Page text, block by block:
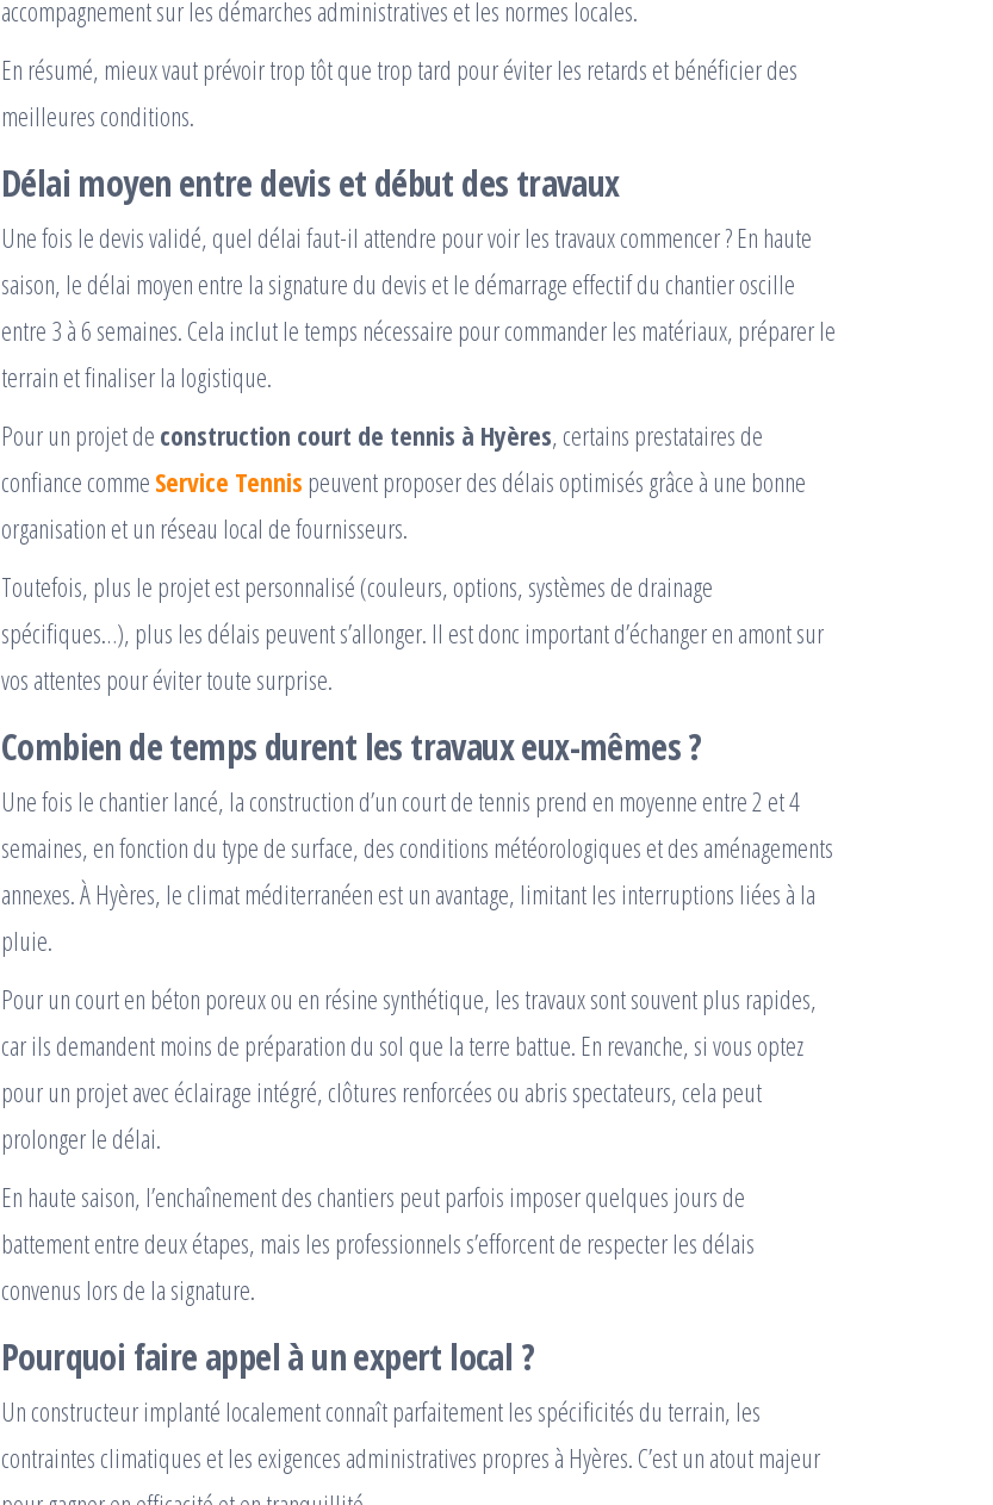
accompagnement sur les démarches administratives et les normes locales.
En résumé, mieux vaut prévoir trop tôt que trop tard pour éviter les retards et bénéficier des
meilleures conditions.
Délai moyen entre devis et début des travaux
Une fois le devis validé, quel délai faut-il attendre pour voir les travaux commencer ? En haute
saison, le délai moyen entre la signature du devis et le démarrage effectif du chantier oscille
entre 3 à 6 semaines. Cela inclut le temps nécessaire pour commander les matériaux, préparer le
terrain et finaliser la logistique.
Pour un projet de construction court de tennis à Hyères, certains prestataires de
confiance comme Service Tennis peuvent proposer des délais optimisés grâce à une bonne
organisation et un réseau local de fournisseurs.
Toutefois, plus le projet est personnalisé (couleurs, options, systèmes de drainage
spécifiques…), plus les délais peuvent s’allonger. Il est donc important d’échanger en amont sur
vos attentes pour éviter toute surprise.
Combien de temps durent les travaux eux-mêmes ?
Une fois le chantier lancé, la construction d’un court de tennis prend en moyenne entre 2 et 4
semaines, en fonction du type de surface, des conditions météorologiques et des aménagements
annexes. À Hyères, le climat méditerranéen est un avantage, limitant les interruptions liées à la
pluie.
Pour un court en béton poreux ou en résine synthétique, les travaux sont souvent plus rapides,
car ils demandent moins de préparation du sol que la terre battue. En revanche, si vous optez
pour un projet avec éclairage intégré, clôtures renforcées ou abris spectateurs, cela peut
prolonger le délai.
En haute saison, l’enchaînement des chantiers peut parfois imposer quelques jours de
battement entre deux étapes, mais les professionnels s’efforcent de respecter les délais
convenus lors de la signature.
Pourquoi faire appel à un expert local ?
Un constructeur implanté localement connaît parfaitement les spécificités du terrain, les
contraintes climatiques et les exigences administratives propres à Hyères. C’est un atout majeur